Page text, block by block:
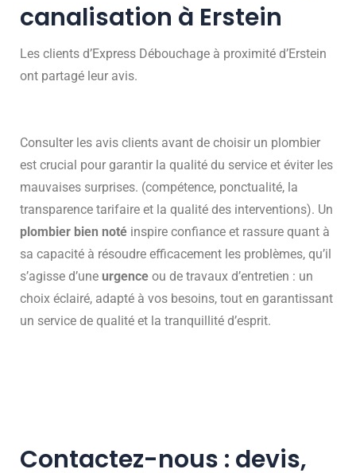
canalisation à Erstein
Les clients d’Express Débouchage à proximité d’Erstein
ont partagé leur avis.
Consulter les avis clients avant de choisir un plombier
est crucial pour garantir la qualité du service et éviter les
mauvaises surprises. (compétence, ponctualité, la
transparence tarifaire et la qualité des interventions). Un
plombier bien noté inspire confiance et rassure quant à
sa capacité à résoudre efficacement les problèmes, qu’il
s’agisse d’une urgence ou de travaux d’entretien : un
choix éclairé, adapté à vos besoins, tout en garantissant
un service de qualité et la tranquillité d’esprit.
Contactez-nous : devis,